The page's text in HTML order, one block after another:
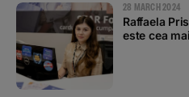
28 MARCH 2024
Raffaela
este cea